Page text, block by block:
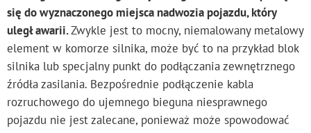
się do wyznaczonego miejsca nadwozia pojazdu, który
uległ awarii.Zwykle jest to mocny, niemalowany metalowy
element w komorze silnika, może być to na przykład blok
silnika lub specjalny punkt do podłączania zewnętrznego
źródła zasilania. Bezpośrednie podłączenie kabla
rozruchowego do ujemnego bieguna niesprawnego
pojazdu nie jest zalecane, ponieważ może spowodować